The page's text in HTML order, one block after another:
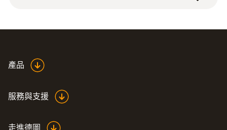
產品
服務與支援
走進德圖